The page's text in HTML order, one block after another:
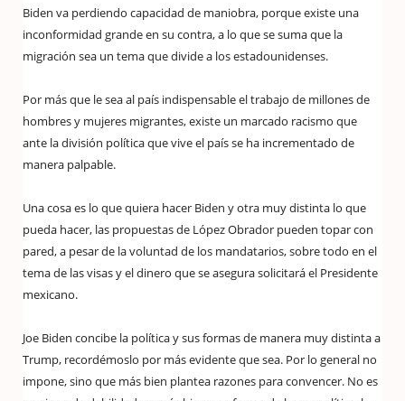
Biden va perdiendo capacidad de maniobra, porque existe una
inconformidad grande en su contra, a lo que se suma que la
migración sea un tema que divide a los estadounidenses.
Por más que le sea al país indispensable el trabajo de millones de
hombres y mujeres migrantes, existe un marcado racismo que
ante la división política que vive el país se ha incrementado de
manera palpable.
Una cosa es lo que quiera hacer Biden y otra muy distinta lo que
pueda hacer, las propuestas de López Obrador pueden topar con
pared, a pesar de la voluntad de los mandatarios, sobre todo en el
tema de las visas y el dinero que se asegura solicitará el Presidente
mexicano.
Joe Biden concibe la política y sus formas de manera muy distinta a
Trump, recordémoslo por más evidente que sea. Por lo general no
impone, sino que más bien plantea razones para convencer. No es